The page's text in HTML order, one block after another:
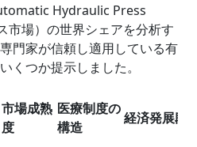
Hydraulic Press
市場）の世界シェアを分析す
門家が信頼し適用している有
くつか提示しました。
市場成熟
度
医療制度の
構造
経済発展段